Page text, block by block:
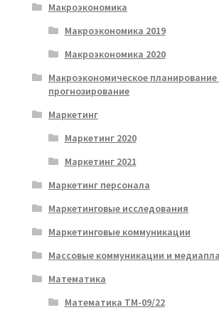
Макроэкономика
Макроэкономика 2019
Макроэкономика 2020
Макроэкономическое планирование
прогнозирование
Маркетинг
Маркетинг 2020
Маркетинг 2021
Маркетинг персонала
Маркетинговые исследования
Маркетинговые коммуникации
Массовые коммуникации и
Математика
Математика ТМ-09/22